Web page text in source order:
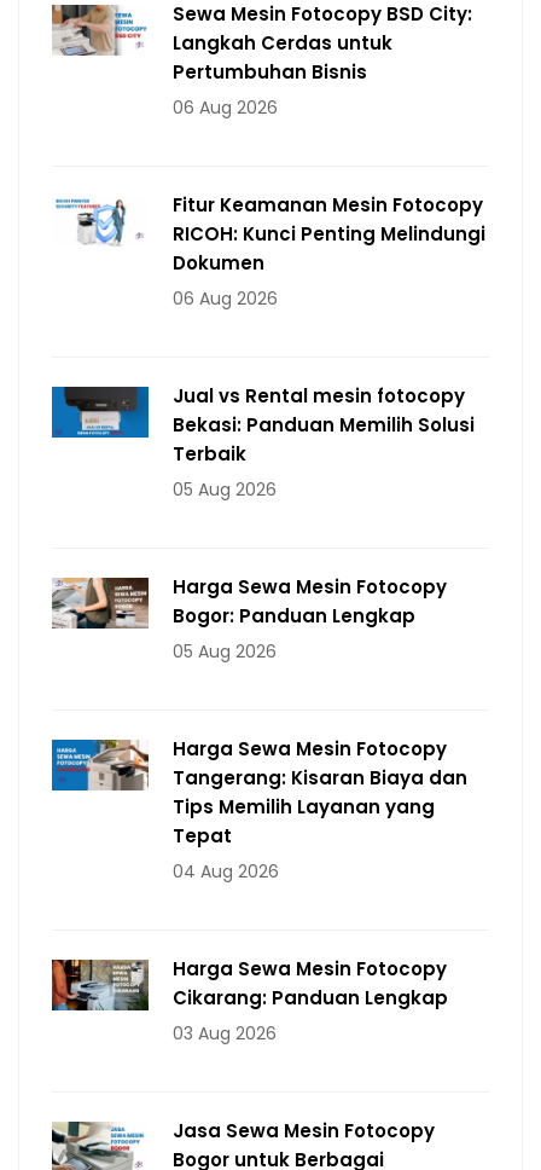
Sewa Mesin Fotocopy BSD City:
Langkah Cerdas untuk
Pertumbuhan Bisnis
06 Aug 2026
Fitur Keamanan Mesin Fotocopy
RICOH: Kunci Penting Melindungi
Dokumen
06 Aug 2026
Jual vs Rental mesin fotocopy
Bekasi: Panduan Memilih Solusi
Terbaik
05 Aug 2026
Harga Sewa Mesin Fotocopy
Bogor: Panduan Lengkap
05 Aug 2026
Harga Sewa Mesin Fotocopy
Tangerang: Kisaran Biaya dan
Tips Memilih Layanan yang
Tepat
04 Aug 2026
Harga Sewa Mesin Fotocopy
Cikarang: Panduan Lengkap
03 Aug 2026
Jasa Sewa Mesin Fotocopy
Bogor untuk Berbagai